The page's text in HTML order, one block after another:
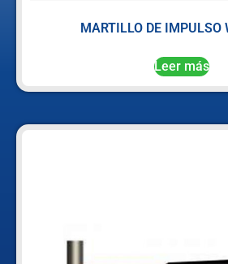
MARTILLO DE IMPULSO
Leer más